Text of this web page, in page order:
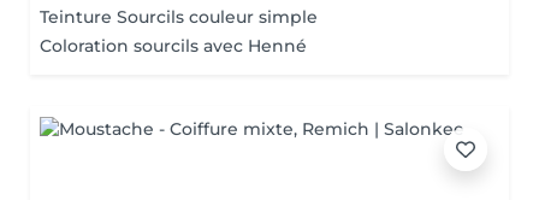
Teinture Sourcils couleur simple
Coloration sourcils avec Henné